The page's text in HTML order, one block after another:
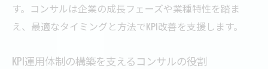
す。コンサルは企業の成長フェーズや業種特性を踏ま
え、最適なタイミングと方法でKPI改善を支援します。
KPI運用体制の構築を支えるコンサルの役割